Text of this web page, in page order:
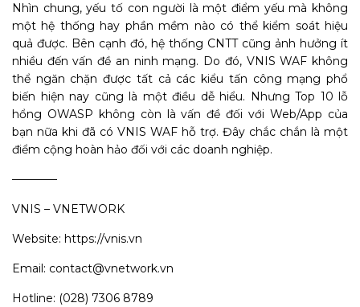
Nhìn chung, yếu tố con người là một điểm yếu mà không
một hệ thống hay phần mềm nào có thể kiểm soát hiệu
quả được. Bên cạnh đó, hệ thống CNTT cũng ảnh hưởng ít
nhiều đến vấn đề an ninh mạng. Do đó, VNIS WAF không
thể ngăn chặn được tất cả các kiểu tấn công mạng phổ
biến hiện nay cũng là một điều dễ hiểu. Nhưng Top 10 lỗ
hổng OWASP không còn là vấn đề đối với Web/App của
bạn nữa khi đã có VNIS WAF hỗ trợ. Đây chắc chắn là một
điểm cộng hoàn hảo đối với các doanh nghiệp.
————
VNIS – VNETWORK
Website: https://vnis.vn
Email: contact@vnetwork.vn
Hotline: (028) 7306 8789